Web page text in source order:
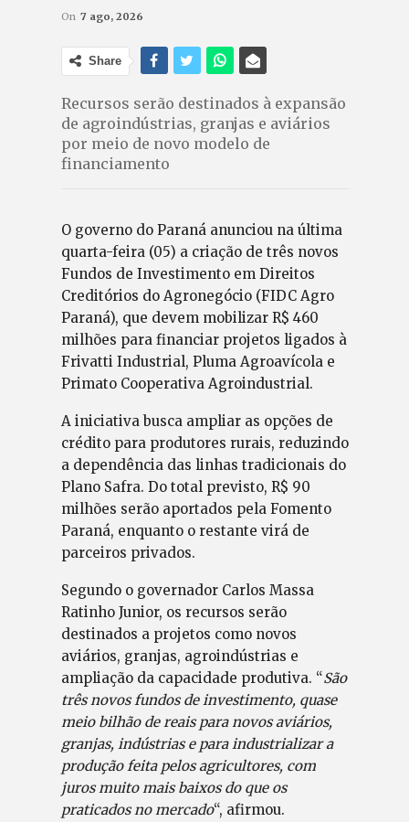
On 7 ago, 2026
Share
Recursos serão destinados à expansão
de agroindústrias, granjas e aviários
por meio de novo modelo de
financiamento
O governo do Paraná anunciou na última
quarta-feira (05) a criação de três novos
Fundos de Investimento em Direitos
Creditórios do Agronegócio (FIDC Agro
Paraná), que devem mobilizar R$ 460
milhões para financiar projetos ligados à
Frivatti Industrial, Pluma Agroavícola e
Primato Cooperativa Agroindustrial.
A iniciativa busca ampliar as opções de
crédito para produtores rurais, reduzindo
a dependência das linhas tradicionais do
Plano Safra. Do total previsto, R$ 90
milhões serão aportados pela Fomento
Paraná, enquanto o restante virá de
parceiros privados.
Segundo o governador Carlos Massa
Ratinho Junior, os recursos serão
destinados a projetos como novos
aviários, granjas, agroindústrias e
ampliação da capacidade produtiva. “São
três novos fundos de investimento, quase
meio bilhão de reais para novos aviários,
granjas, indústrias e para industrializar a
produção feita pelos agricultores, com
juros muito mais baixos do que os
praticados no mercado“, afirmou.